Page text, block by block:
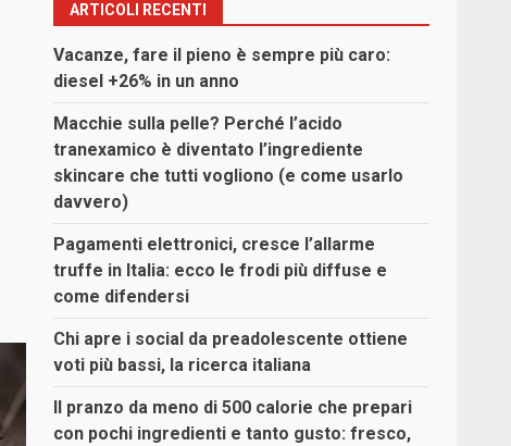
ARTICOLI RECENTI
Vacanze, fare il pieno è sempre più caro:
diesel +26% in un anno
Macchie sulla pelle? Perché l’acido
tranexamico è diventato l’ingrediente
skincare che tutti vogliono (e come usarlo
davvero)
Pagamenti elettronici, cresce l’allarme
truffe in Italia: ecco le frodi più diffuse e
come difendersi
Chi apre i social da preadolescente ottiene
voti più bassi, la ricerca italiana
Il pranzo da meno di 500 calorie che prepari
con pochi ingredienti e tanto gusto: fresco,